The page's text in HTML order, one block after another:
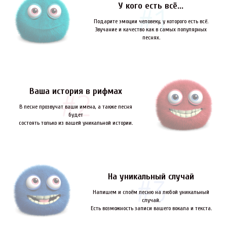
У кого есть всё...
Подарите эмоции человеку, у которого есть всё.
Звучание и качество как в самых популярных
песнях.
Ваша история в рифмах
В песне прозвучат ваши имена, а также песня
будет
состоять только из вашей уникальной истории.
На уникальный случай
Напишем и споём песню на любой уникальный
случай.
Есть возможность записи вашего вокала и текста.